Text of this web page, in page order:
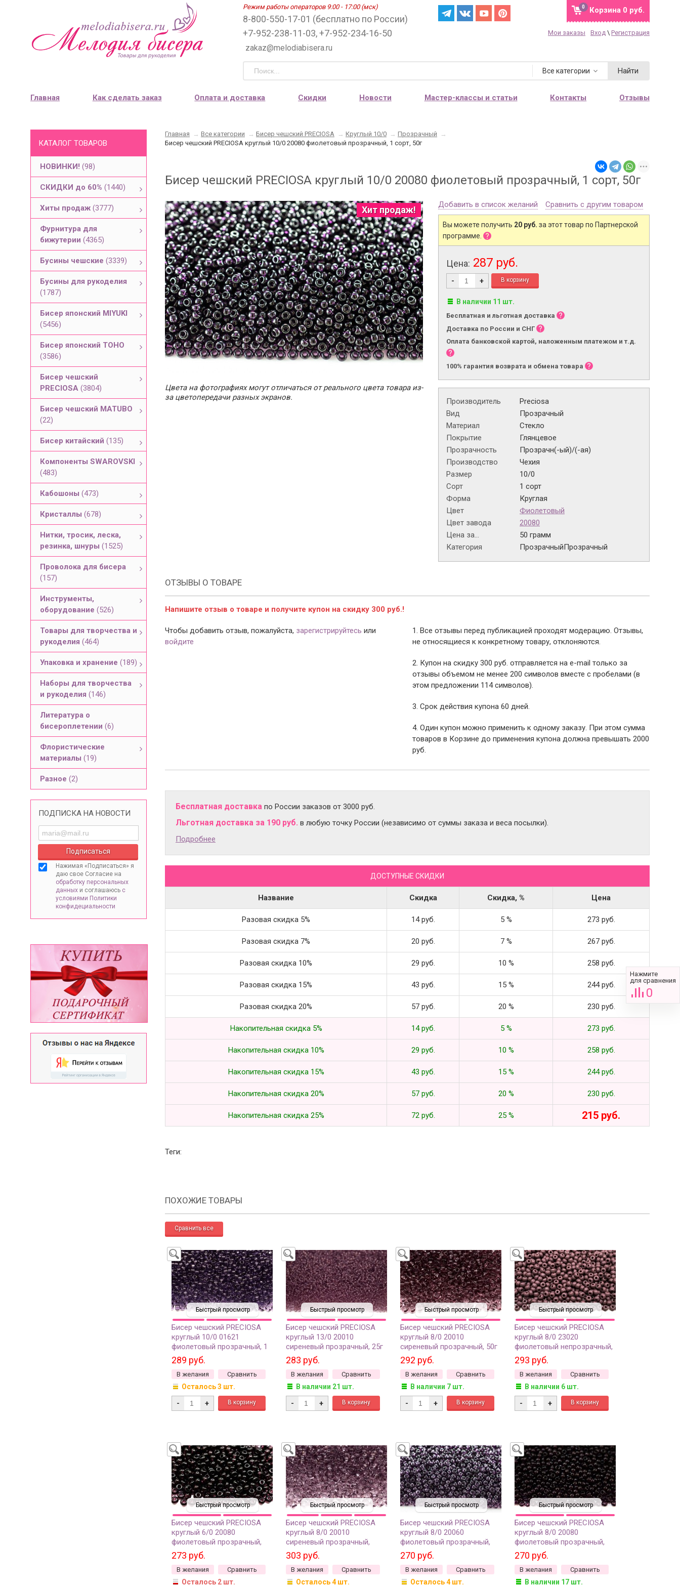
Режим работы операторов 9:00 - 17:00 (мск)
8-800-550-17-01 (бесплатно по России)
+7-952-238-11-03, +7-952-234-16-50
zakaz@melodiabisera.ru
Корзина 0 руб.
0
Мои заказы Вход \ Регистрация
Все категории Найти
Главная Как сделать заказ Оплата и доставка Скидки Новости Мастер-классы и статьи Контакты Отзывы
КАТАЛОГ ТОВАРОВ
НОВИНКИ! (98)
СКИДКИ до 60% (1440)
Хиты продаж (3777)
Фурнитура для
бижутерии (4365)
Бусины чешские (3339)
Бусины для рукоделия
(1787)
Бисер японский MIYUKI
(5456)
Бисер японский TOHO
(3586)
Бисер чешский
PRECIOSA (3804)
Бисер чешский MATUBO
(22)
Бисер китайский (135)
Компоненты SWAROVSKI
(483)
Кабошоны (473)
Кристаллы (678)
Нитки, тросик, леска,
резинка, шнуры (1525)
Проволока для бисера
(157)
Инструменты,
оборудование (526)
Товары для творчества и
рукоделия (464)
Упаковка и хранение (189)
Наборы для творчества
и рукоделия (146)
Литература о
бисероплетении (6)
Флористические
материалы (19)
Разное (2)
ПОДПИСКА НА НОВОСТИ
Нажимая «Подписаться» я
даю свое Согласие на
обработку персональных
данных и соглашаюсь с
условиями Политики
конфидециальности
Главная → Все категории → Бисер чешский PRECIOSA → Круглый 10/0 → Прозрачный
→
Бисер чешский PRECIOSA круглый 10/0 20080 фиолетовый прозрачный, 1 сорт, 50г
Бисер чешский PRECIOSA круглый 10/0 20080 фиолетовый прозрачный, 1 сорт, 50г
Хит продаж!
Цвета на фотографиях могут отличаться от реального цвета товара из-
за цветопередачи разных экранов.
Добавить в список желаний Сравнить с другим товаром
Вы можете получить 20 руб. за этот товар по Партнерской
программе.
Цена: 287 руб.
- +
В наличии 11 шт.
Бесплатная и льготная доставка
Доставка по России и СНГ
Оплата банковской картой, наложенным платежом и т.д.
100% гарантия возврата и обмена товара
Производитель
Preciosa
Вид
Прозрачный
Материал
Стекло
Покрытие
Глянцевое
Прозрачность
Прозрачн(-ый)/(-ая)
Производство
Чехия
Размер
10/0
Сорт
1 сорт
Форма
Круглая
Цвет
Фиолетовый
Цвет завода
20080
Цена за...
50 грамм
Категория
ПрозрачныйПрозрачный
ОТЗЫВЫ О ТОВАРЕ
Напишите отзыв о товаре и получите купон на скидку 300 руб.!
Чтобы добавить отзыв, пожалуйста, зарегистрируйтесь или
войдите
1. Все отзывы перед публикацией проходят модерацию. Отзывы,
не относящиеся к конкретному товару, отклоняются.
2. Купон на скидку 300 руб. отправляется на e-mail только за
отзывы объемом не менее 200 символов вместе с пробелами (в
этом предложении 114 символов).
3. Срок действия купона 60 дней.
4. Один купон можно применить к одному заказу. При этом сумма
товаров в Корзине до применения купона должна превышать 2000
руб.
Бесплатная доставка по России заказов от 3000 руб.
Льготная доставка за 190 руб. в любую точку России (независимо от суммы заказа и веса посылки).
Подробнее
ДОСТУПНЫЕ СКИДКИ
Название Скидка Скидка, % Цена
Разовая скидка 5% 14 руб. 5 % 273 руб.
Разовая скидка 7% 20 руб. 7 % 267 руб.
Разовая скидка 10% 29 руб. 10 % 258 руб.
Разовая скидка 15% 43 руб. 15 % 244 руб.
Разовая скидка 20% 57 руб. 20 % 230 руб.
Накопительная скидка 5% 14 руб. 5 % 273 руб.
Накопительная скидка 10% 29 руб. 10 % 258 руб.
Накопительная скидка 15% 43 руб. 15 % 244 руб.
Накопительная скидка 20% 57 руб. 20 % 230 руб.
Накопительная скидка 25% 72 руб. 25 % 215 руб.
Теги:
ПОХОЖИЕ ТОВАРЫ
Быстрый просмотр
Бисер чешский PRECIOSA
круглый 10/0 01621
фиолетовый прозрачный, 1
сорт, 50г
289 руб.
В желания Сравнить
Осталось 3 шт.
- +
Быстрый просмотр
Бисер чешский PRECIOSA
круглый 13/0 20010
сиреневый прозрачный, 25г
283 руб.
В желания Сравнить
В наличии 21 шт.
- +
Быстрый просмотр
Бисер чешский PRECIOSA
круглый 8/0 20010
сиреневый прозрачный, 50г
292 руб.
В желания Сравнить
В наличии 7 шт.
- +
Быстрый просмотр
Бисер чешский PRECIOSA
круглый 8/0 23020
фиолетовый непрозрачный,
50г
293 руб.
В желания Сравнить
В наличии 6 шт.
- +
Быстрый просмотр
Бисер чешский PRECIOSA
круглый 6/0 20080
фиолетовый прозрачный,
50г
273 руб.
В желания Сравнить
Осталось 2 шт.
Быстрый просмотр
Бисер чешский PRECIOSA
круглый 8/0 20010
сиреневый прозрачный,
квадратное отверстие, 50г
303 руб.
В желания Сравнить
Осталось 4 шт.
Быстрый просмотр
Бисер чешский PRECIOSA
круглый 8/0 20060
фиолетовый прозрачный,
50г
270 руб.
В желания Сравнить
Осталось 4 шт.
Быстрый просмотр
Бисер чешский PRECIOSA
круглый 8/0 20080
фиолетовый прозрачный,
50г
270 руб.
В желания Сравнить
В наличии 17 шт.
Нажмите
для сравнения
0